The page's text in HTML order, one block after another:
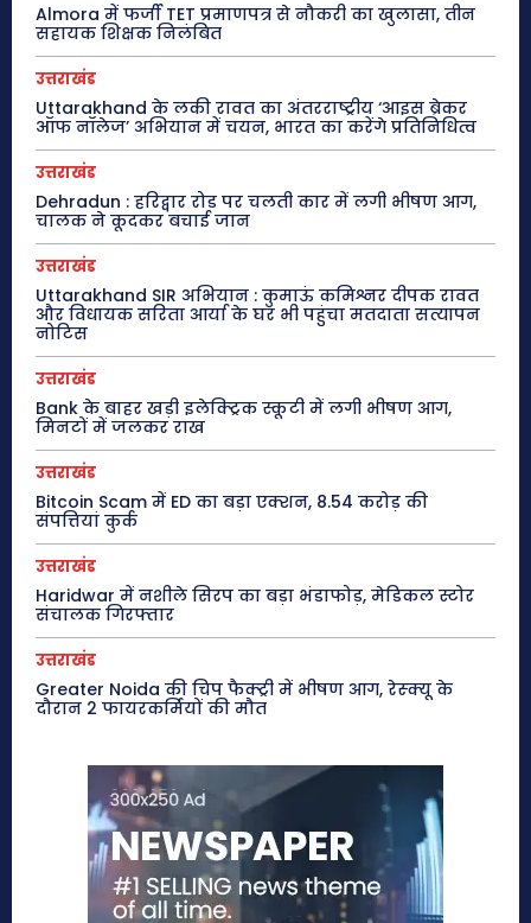
Almora में फर्जी TET प्रमाणपत्र से नौकरी का खुलासा, तीन
सहायक शिक्षक निलंबित
उत्तराखंड
Uttarakhand के लकी रावत का अंतरराष्ट्रीय ‘आइस ब्रेकर
ऑफ नॉलेज’ अभियान में चयन, भारत का करेंगे प्रतिनिधित्व
उत्तराखंड
Dehradun : हरिद्वार रोड पर चलती कार में लगी भीषण आग,
चालक ने कूदकर बचाई जान
उत्तराखंड
Uttarakhand SIR अभियान : कुमाऊं कमिश्नर दीपक रावत
और विधायक सरिता आर्या के घर भी पहुंचा मतदाता सत्यापन
नोटिस
उत्तराखंड
Bank के बाहर खड़ी इलेक्ट्रिक स्कूटी में लगी भीषण आग,
मिनटों में जलकर राख
उत्तराखंड
Bitcoin Scam में ED का बड़ा एक्शन, 8.54 करोड़ की
संपत्तियां कुर्क
उत्तराखंड
Haridwar में नशीले सिरप का बड़ा भंडाफोड़, मेडिकल स्टोर
संचालक गिरफ्तार
उत्तराखंड
Greater Noida की चिप फैक्ट्री में भीषण आग, रेस्क्यू के
दौरान 2 फायरकर्मियों की मौत